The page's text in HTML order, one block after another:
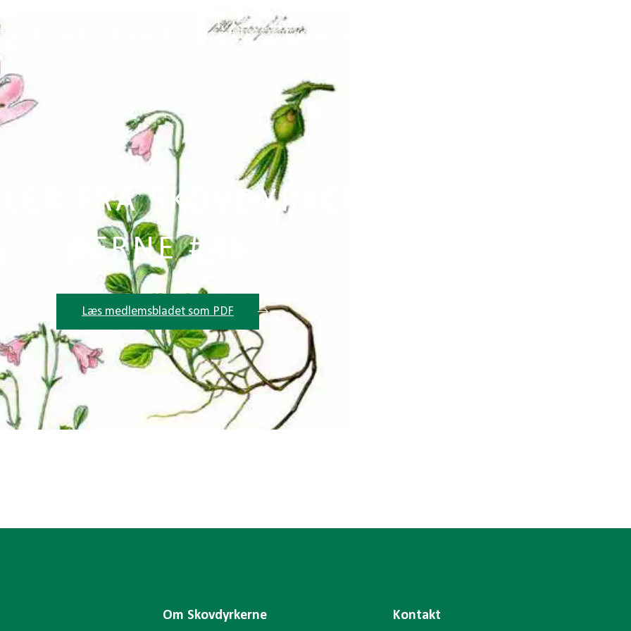
om skoven Det hjælper vi dig med Foreninger
FRA SKOVDYRKEREN
ØERNE #48
Læs medlemsbladet som PDF
Om Skovdyrkerne Kontakt